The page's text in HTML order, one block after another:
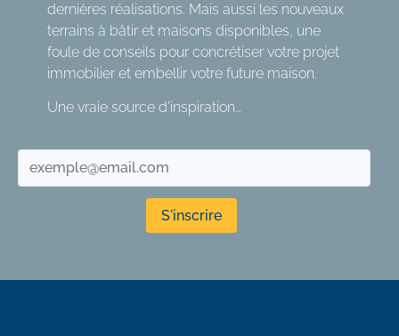
dernières réalisations. Mais aussi les nouveaux
terrains à bâtir et maisons disponibles, une
foule de conseils pour concrétiser votre projet
immobilier et embellir votre future maison.
Une vraie source d’inspiration…
S'inscrire